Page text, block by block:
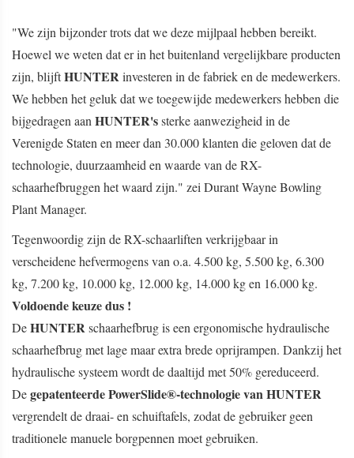
"We zijn bijzonder trots dat we deze mijlpaal hebben bereikt.
Hoewel we weten dat er in het buitenland vergelijkbare producten
zijn, blijftHUNTERinvesteren in de fabriek en de medewerkers.
We hebben het geluk dat we toegewijde medewerkers hebben die
bijgedragen aan HUNTER'ssterke aanwezigheid in de
Verenigde Staten en meer dan 30.000 klanten die geloven dat de
technologie, duurzaamheid en waarde van de RX-
schaarhefbruggen het waard zijn." zei Durant Wayne Bowling
Plant Manager.
Tegenwoordig zijn de RX-schaarliften verkrijgbaar in
verscheidene hefvermogens van o.a. 4.500 kg, 5.500 kg, 6.300
kg, 7.200 kg, 10.000 kg, 12.000 kg, 14.000 kg en 16.000 kg.
Voldoende keuze dus !
DeHUNTERschaarhefbrug is een ergonomische hydraulische
schaarhefbrug met lage maar extra brede oprijrampen. Dankzij het
hydraulische systeem wordt de daaltijd met 50% gereduceerd.
Degepatenteerde PowerSlide®-technologie van HUNTER
vergrendelt de draai- en schuiftafels, zodat de gebruiker geen
traditionele manuele borgpennen moet gebruiken.